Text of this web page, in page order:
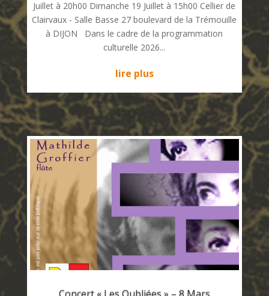
Juillet à 20h00 Dimanche 19 Juillet à 15h00 Cellier de
Clairvaux - Salle Basse 27 boulevard de la Trémouille
à DIJON Dans le cadre de la programmation
culturelle 2026...
lire plus